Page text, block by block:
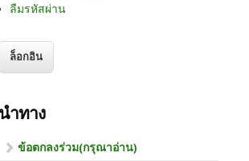
ลืมรหัสผ่าน
นำทาง
ข้อตกลงร่วม(กรุณาอ่าน)